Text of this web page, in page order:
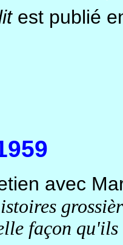
est publié
avec
façon